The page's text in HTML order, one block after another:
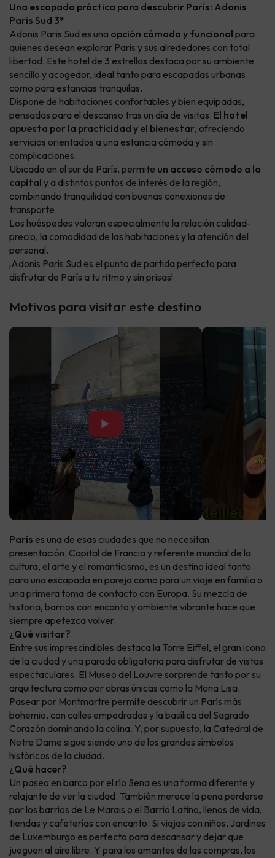
Una escapada práctica para descubrir París: Adonis
Paris Sud 3*
Adonis Paris Sud es una opción cómoda y funcional para
quienes desean explorar París y sus alrededores con total
libertad. Este hotel de 3 estrellas destaca por su ambiente
sencillo y acogedor, ideal tanto para escapadas urbanas
como para estancias tranquilas.
Dispone de habitaciones confortables y bien equipadas,
pensadas para el descanso tras un día de visitas. El hotel
apuesta por la practicidad y el bienestar, ofreciendo
servicios orientados a una estancia cómoda y sin
complicaciones.
Ubicado en el sur de París, permite un acceso cómodo a la
capital y a distintos puntos de interés de la región,
combinando tranquilidad con buenas conexiones de
transporte.
Los huéspedes valoran especialmente la relación calidad-
precio, la comodidad de las habitaciones y la atención del
personal.
¡Adonis Paris Sud es el punto de partida perfecto para
disfrutar de París a tu ritmo y sin prisas!
Motivos para visitar este destino
▶
París es una de esas ciudades que no necesitan
presentación. Capital de Francia y referente mundial de la
cultura, el arte y el romanticismo, es un destino ideal tanto
para una escapada en pareja como para un viaje en familia o
una primera toma de contacto con Europa. Su mezcla de
historia, barrios con encanto y ambiente vibrante hace que
siempre apetezca volver.
¿Qué visitar?
Entre sus imprescindibles destaca la Torre Eiffel, el gran icono
de la ciudad y una parada obligatoria para disfrutar de vistas
espectaculares. El Museo del Louvre sorprende tanto por su
arquitectura como por obras únicas como la Mona Lisa.
Pasear por Montmartre permite descubrir un París más
bohemio, con calles empedradas y la basílica del Sagrado
Corazón dominando la colina. Y, por supuesto, la Catedral de
Notre Dame sigue siendo uno de los grandes símbolos
históricos de la ciudad.
¿Qué hacer?
Un paseo en barco por el río Sena es una forma diferente y
relajante de ver la ciudad. También merece la pena perderse
por los barrios de Le Marais o el Barrio Latino, llenos de vida,
tiendas y cafeterías con encanto. Si viajas con niños, Jardines
de Luxemburgo es perfecto para descansar y dejar que
jueguen al aire libre. Y para los amantes de las compras, los